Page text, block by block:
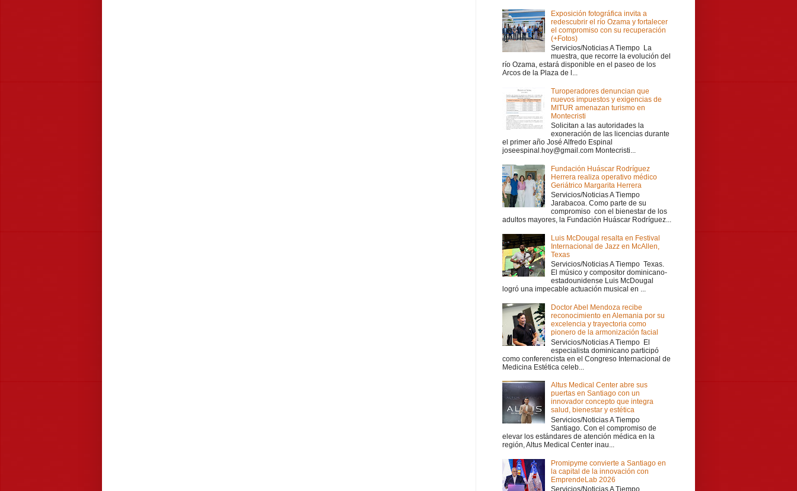
Exposición fotográfica invita a
redescubrir el río Ozama y fortalecer
el compromiso con su recuperación
(+Fotos)
Servicios/Noticias A Tiempo La
muestra, que recorre la evolución del
río Ozama, estará disponible en el paseo de los
Arcos de la Plaza de l...
Turoperadores denuncian que
nuevos impuestos y exigencias de
MITUR amenazan turismo en
Montecristi
Solicitan a las autoridades la
exoneración de las licencias durante
el primer año José Alfredo Espinal
joseespinal.hoy@gmail.com Montecristi...
Fundación Huáscar Rodríguez
Herrera realiza operativo médico
Geriátrico Margarita Herrera
Servicios/Noticias A Tiempo
Jarabacoa. Como parte de su
compromiso con el bienestar de los
adultos mayores, la Fundación Huáscar Rodríguez...
Luis McDougal resalta en Festival
Internacional de Jazz en McAllen,
Texas
Servicios/Noticias A Tiempo Texas.
El músico y compositor dominicano-
estadounidense Luis McDougal
logró una impecable actuación musical en ...
Doctor Abel Mendoza recibe
reconocimiento en Alemania por su
excelencia y trayectoria como
pionero de la armonización facial
Servicios/Noticias A Tiempo El
especialista dominicano participó
como conferencista en el Congreso Internacional de
Medicina Estética celeb...
Altus Medical Center abre sus
puertas en Santiago con un
innovador concepto que integra
salud, bienestar y estética
Servicios/Noticias A Tiempo
Santiago. Con el compromiso de
elevar los estándares de atención médica en la
región, Altus Medical Center inau...
Promipyme convierte a Santiago en
la capital de la innovación con
EmprendeLab 2026
Servicios/Noticias A Tiempo